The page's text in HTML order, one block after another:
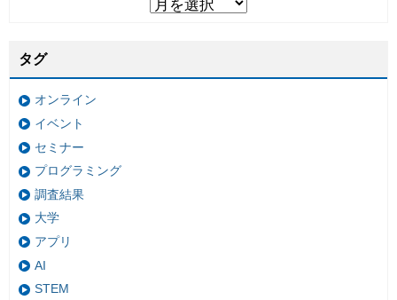
タグ
オンライン
イベント
セミナー
プログラミング
調査結果
大学
アプリ
AI
STEM